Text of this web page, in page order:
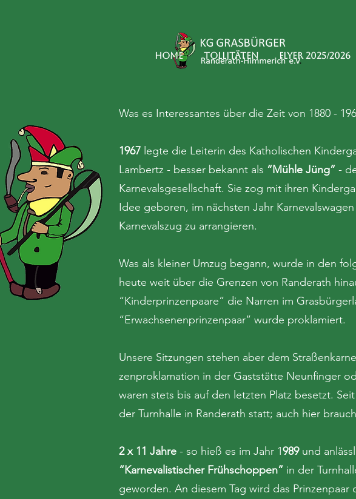
Home Tollitäten Flyer 2025/2026
Was es Interessantes über die Zeit von 1880 -
1967 legte die Leiterin des Katholischen
Lambertz - besser bekannt als “Mühle Jüng” -
Karnevalsgesellschaft. Sie zog mit ihren
Idee geboren, im nächsten Jahr
Karnevalszug zu arrangieren.
Was als kleiner Umzug begann, wurde in den
heute weit über die Grenzen von Randerath
“Kinderprinzenpaare” die Narren im
“Erwachsenenprinzenpaar” wurde proklamiert.
Unsere Sitzungen stehen aber dem
zenproklamation in der Gaststätte Neunfinger
waren stets bis auf den letzten Platz besetzt. Seit
der Turnhalle in Randerath statt; auch hier
2 x 11 Jahre - so hieß es im Jahr 1989und
“Karnevalistischer Frühschoppen” in der
geworden. An diesem Tag wird das